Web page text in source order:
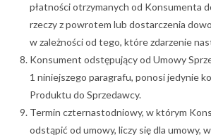
płatności otrzymanych od Konsumenta
rzeczy z powrotem lub dostarczenia
w zależności od tego, które zdarzenie
Konsument odstępujący od Umowy
1 niniejszego paragrafu, ponosi jedynie
Produktu do Sprzedawcy.
Termin czternastodniowy, w którym
odstąpić od umowy, liczy się dla umowy,